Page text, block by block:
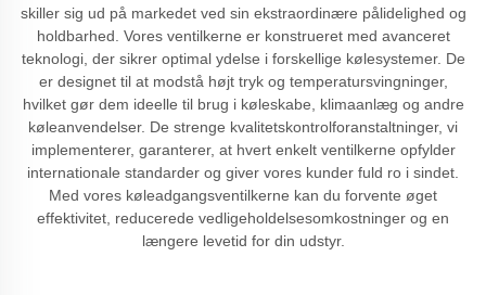
skiller sig ud på markedet ved sin ekstraordinære pålidelighed og
holdbarhed. Vores ventilkerne er konstrueret med avanceret
teknologi, der sikrer optimal ydelse i forskellige kølesystemer. De
er designet til at modstå højt tryk og temperatursvingninger,
hvilket gør dem ideelle til brug i køleskabe, klimaanlæg og andre
køleanvendelser. De strenge kvalitetskontrolforanstaltninger, vi
implementerer, garanterer, at hvert enkelt ventilkerne opfylder
internationale standarder og giver vores kunder fuld ro i sindet.
Med vores køleadgangsventilkerne kan du forvente øget
effektivitet, reducerede vedligeholdelsesomkostninger og en
længere levetid for din udstyr.